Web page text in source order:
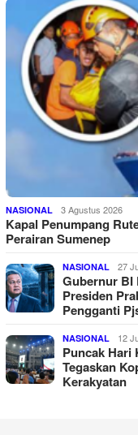
NASIONAL 3 Agustus 2026
Kapal Penumpang
Perairan Sumenep
NASIONAL 27
Gubernur BI
Presiden
Pengganti
NASIONAL 12
Puncak Hari
Tegaskan
Kerakyatan